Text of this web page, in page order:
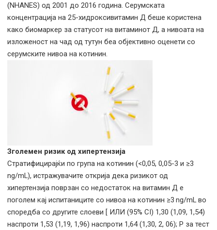
(NHANES) од 2001 до 2016 година. Серумската
концентрација на 25-хидроксивитамин Д беше користена
како биомаркер за статусот на витаминот Д, а нивоата на
изложеност на чад од тутун беа објективно оценети со
серумските нивоа на котинин.
Зголемен ризик од хипертензија
Стратифицирајќи по група на котинин (<0,05, 0,05-3 и ≥3
ng/mL), истражувачите открија дека ризикот од
хипертензија поврзан со недостаток на витамин Д е
поголем кај испитаниците со нивоа на котинин ≥3 ng/mL во
споредба со другите слоеви [ ИЛИ (95% CI) 1,30 (1,09, 1,54)
наспроти 1,53 (1,19, 1,96) наспроти 1,64 (1,30, 2, 06); P за тест